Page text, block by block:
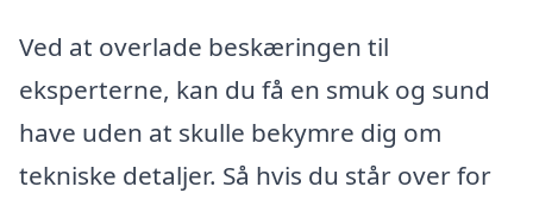
Ved at overlade beskæringen til
eksperterne, kan du få en smuk og sund
have uden at skulle bekymre dig om
tekniske detaljer. Så hvis du står over for